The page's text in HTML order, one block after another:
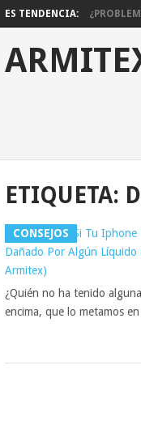
ES TENDENCIA:
ETIQUETA:
CONSEJOS
¿Quién no ha tenido
encima, que lo metamos